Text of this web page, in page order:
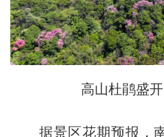
高山杜鹃盛
据景区花期预报，南